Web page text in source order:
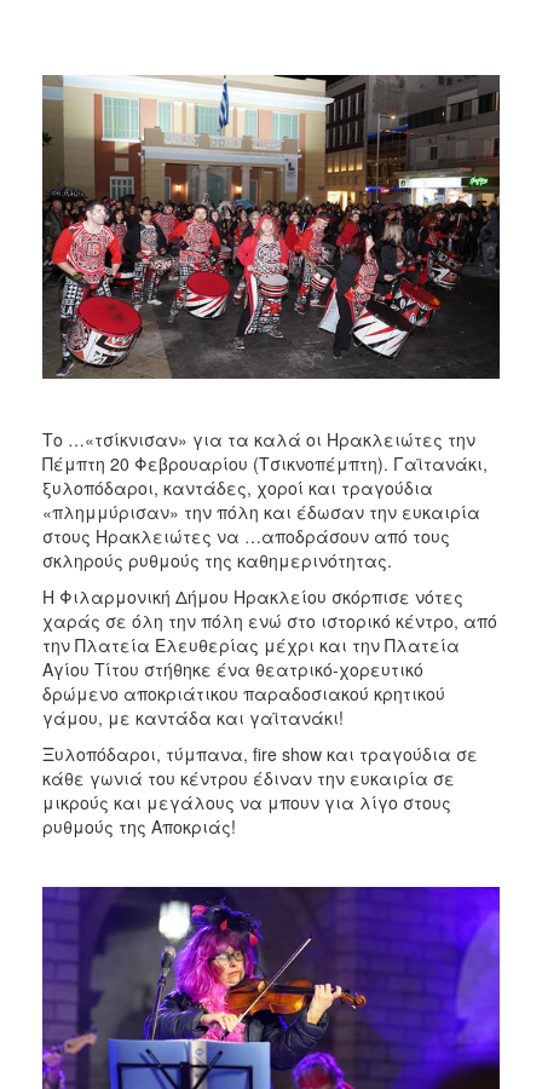
2012
2011
2010
2006
ΤΟΠΟΣ
ΑΝΘΕΚΤΙΚΗ
ΠΟΛΗ
Το …«τσίκνισαν» για τα καλά οι Ηρακλειώτες την
Πέμπτη 20 Φεβρουαρίου (Τσικνοπέμπτη). Γαϊτανάκι,
ξυλοπόδαροι, καντάδες, χοροί και τραγούδια
«πλημμύρισαν» την πόλη και έδωσαν την ευκαιρία
στους Ηρακλειώτες να …αποδράσουν από τους
σκληρούς ρυθμούς της καθημερινότητας.
Η Φιλαρμονική Δήμου Ηρακλείου σκόρπισε νότες
χαράς σε όλη την πόλη ενώ στο ιστορικό κέντρο, από
την Πλατεία Ελευθερίας μέχρι και την Πλατεία
Αγίου Τίτου στήθηκε ένα θεατρικό-χορευτικό
δρώμενο αποκριάτικου παραδοσιακού κρητικού
γάμου, με καντάδα και γαϊτανάκι!
Ξυλοπόδαροι, τύμπανα, fire show και τραγούδια σε
κάθε γωνιά του κέντρου έδιναν την ευκαιρία σε
μικρούς και μεγάλους να μπουν για λίγο στους
ρυθμούς της Αποκριάς!